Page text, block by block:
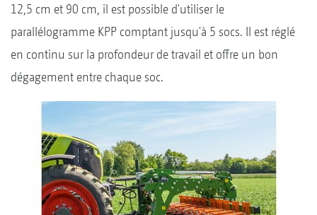
12,5 cm et 90 cm, il est possible d'utiliser le
parallélogramme KPP comptant jusqu'à 5 socs. Il est réglé
en continu sur la profondeur de travail et offre un bon
dégagement entre chaque soc.